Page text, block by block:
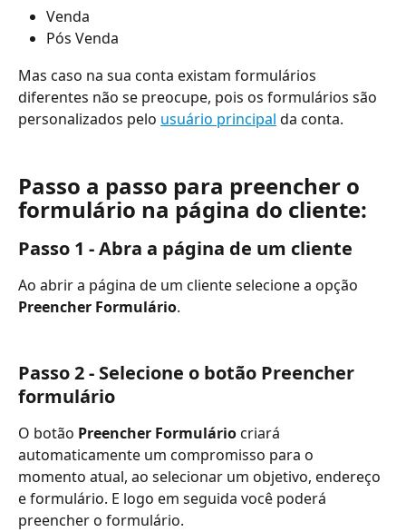
Venda
Pós Venda
Mas caso na sua conta existam formulários
diferentes não se preocupe, pois os formulários são
personalizados pelo usuário principal da conta.
Passo a passo para preencher o
formulário na página do cliente:
Passo 1 - Abra a página de um cliente
Ao abrir a página de um cliente selecione a opção
Preencher Formulário.
Passo 2 - Selecione o botão Preencher
formulário
O botão Preencher Formulário criará
automaticamente um compromisso para o
momento atual, ao selecionar um objetivo, endereço
e formulário. E logo em seguida você poderá
preencher o formulário.